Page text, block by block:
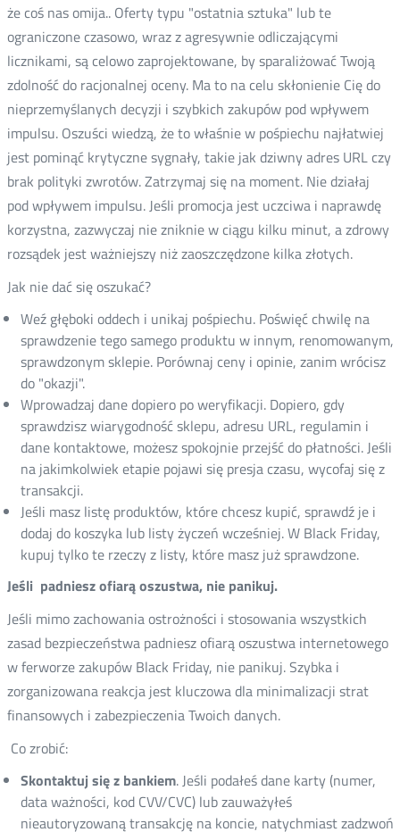
że coś nas omija.. Oferty typu "ostatnia sztuka" lub te
ograniczone czasowo, wraz z agresywnie odliczającymi
licznikami, są celowo zaprojektowane, by sparaliżować Twoją
zdolność do racjonalnej oceny. Ma to na celu skłonienie Cię do
nieprzemyślanych decyzji i szybkich zakupów pod wpływem
impulsu. Oszuści wiedzą, że to właśnie w pośpiechu najłatwiej
jest pominąć krytyczne sygnały, takie jak dziwny adres URL czy
brak polityki zwrotów. Zatrzymaj się na moment. Nie działaj
pod wpływem impulsu. Jeśli promocja jest uczciwa i naprawdę
korzystna, zazwyczaj nie zniknie w ciągu kilku minut, a zdrowy
rozsądek jest ważniejszy niż zaoszczędzone kilka złotych.
Jak nie dać się oszukać?
Weź głęboki oddech i unikaj pośpiechu. Poświęć chwilę na
sprawdzenie tego samego produktu w innym, renomowanym,
sprawdzonym sklepie. Porównaj ceny i opinie, zanim wrócisz
do "okazji".
Wprowadzaj dane dopiero po weryfikacji. Dopiero, gdy
sprawdzisz wiarygodność sklepu, adresu URL, regulamin i
dane kontaktowe, możesz spokojnie przejść do płatności. Jeśli
na jakimkolwiek etapie pojawi się presja czasu, wycofaj się z
transakcji.
Jeśli masz listę produktów, które chcesz kupić, sprawdź je i
dodaj do koszyka lub listy życzeń wcześniej. W Black Friday,
kupuj tylko te rzeczy z listy, które masz już sprawdzone.
Jeśli padniesz ofiarą oszustwa, nie panikuj.
Jeśli mimo zachowania ostrożności i stosowania wszystkich
zasad bezpieczeństwa padniesz ofiarą oszustwa internetowego
w ferworze zakupów Black Friday, nie panikuj. Szybka i
zorganizowana reakcja jest kluczowa dla minimalizacji strat
finansowych i zabezpieczenia Twoich danych.
Co zrobić:
Skontaktuj się z bankiem. Jeśli podałeś dane karty (numer,
data ważności, kod CVV/CVC) lub zauważyłeś
nieautoryzowaną transakcję na koncie, natychmiast zadzwoń